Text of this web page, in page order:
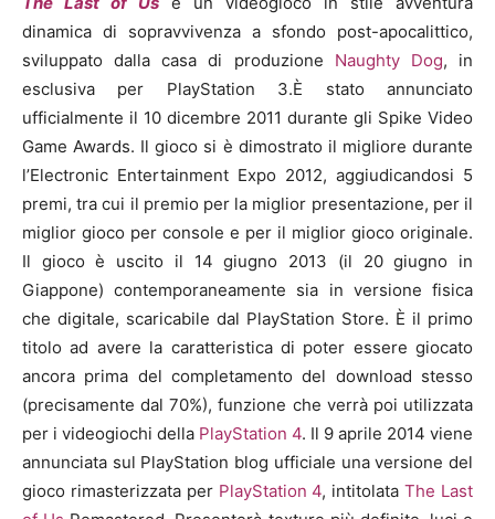
dinamica di sopravvivenza a sfondo post-apocalittico,
sviluppato dalla casa di produzione Naughty Dog, in
esclusiva per PlayStation 3.È stato annunciato
ufficialmente il 10 dicembre 2011 durante gli Spike Video
Game Awards. Il gioco si è dimostrato il migliore durante
l’Electronic Entertainment Expo 2012, aggiudicandosi 5
premi, tra cui il premio per la miglior presentazione, per il
miglior gioco per console e per il miglior gioco originale.
Il gioco è uscito il 14 giugno 2013 (il 20 giugno in
Giappone) contemporaneamente sia in versione fisica
che digitale, scaricabile dal PlayStation Store. È il primo
titolo ad avere la caratteristica di poter essere giocato
ancora prima del completamento del download stesso
(precisamente dal 70%), funzione che verrà poi utilizzata
per i videogiochi della PlayStation 4. Il 9 aprile 2014 viene
annunciata sul PlayStation blog ufficiale una versione del
gioco rimasterizzata per PlayStation 4, intitolataThe Last